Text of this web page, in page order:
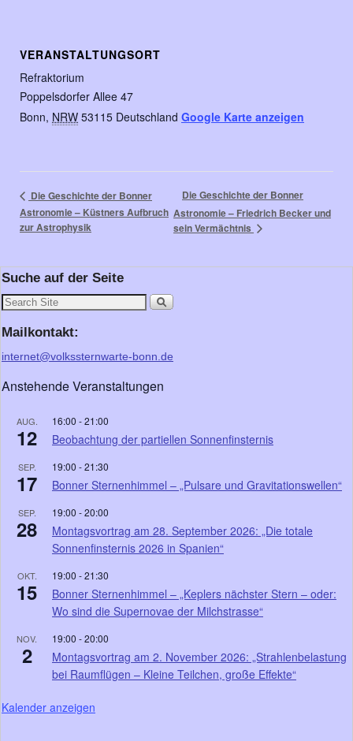
VERANSTALTUNGSORT
Refraktorium
Poppelsdorfer Allee 47
Bonn, NRW 53115 Deutschland Google Karte anzeigen
Die Geschichte der Bonner
Astronomie – Küstners Aufbruch
zur Astrophysik
Die Geschichte der Bonner
Astronomie – Friedrich Becker und
sein Vermächtnis
Suche auf der Seite
Mailkontakt:
internet@volkssternwarte-bonn.de
Anstehende Veranstaltungen
AUG.
12
16:00 -21:00
Beobachtung der partiellen Sonnenfinsternis
SEP.
17
19:00 -21:30
Bonner Sternenhimmel – „Pulsare und Gravitationswellen“
SEP.
28
19:00 -20:00
Montagsvortrag am 28. September 2026: „Die totale
Sonnenfinsternis 2026 in Spanien“
OKT.
15
19:00 -21:30
Bonner Sternenhimmel – „Keplers nächster Stern – oder:
Wo sind die Supernovae der Milchstrasse“
NOV.
2
19:00 -20:00
Montagsvortrag am 2. November 2026: „Strahlenbelastung
bei Raumflügen – Kleine Teilchen, große Effekte“
Kalender anzeigen